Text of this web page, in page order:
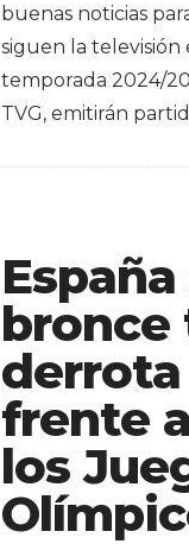
buenas noticias
siguen la televisión
temporada 2024/
TVG, emitirán
bronce
frente
los